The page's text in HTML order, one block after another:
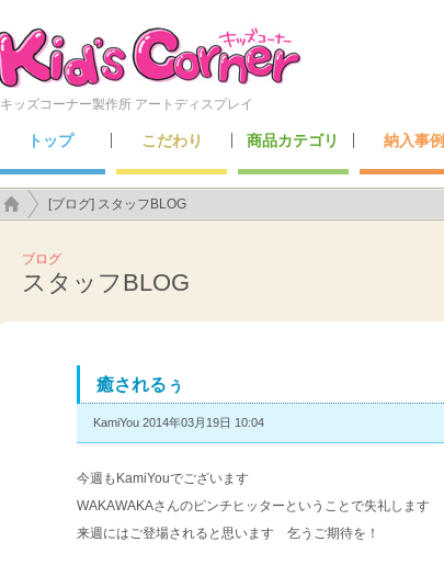
キッズコーナー製作所 アートディスプレイ
トップ こだわり
アートディスプレイのこだわり
こんなところにも施工できます！
商品カテゴリ 納入事例
[ブログ] スタッフBLOG
ブログ
スタッフBLOG
癒されるぅ
KamiYou 2014年03月19日 10:04
今週もKamiYouでございます
WAKAWAKAさんのピンチヒッターということで失礼します
来週にはご登場されると思います 乞うご期待を！